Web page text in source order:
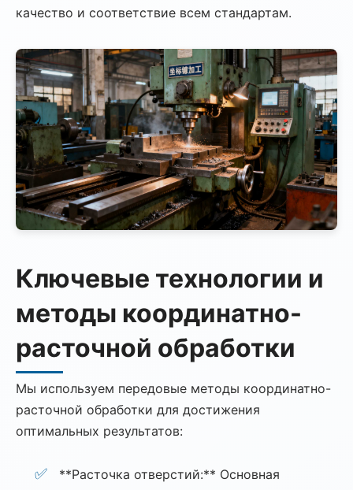
качество и соответствие всем стандартам.
Ключевые технологии и
методы координатно-
расточной обработки
Мы используем передовые методы координатно-
расточной обработки для достижения
оптимальных результатов:
**Расточка отверстий:** Основная